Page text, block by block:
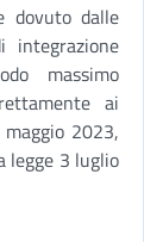
dovuto dalle
integrazione
massimo
ai
2023,
legge 3 luglio